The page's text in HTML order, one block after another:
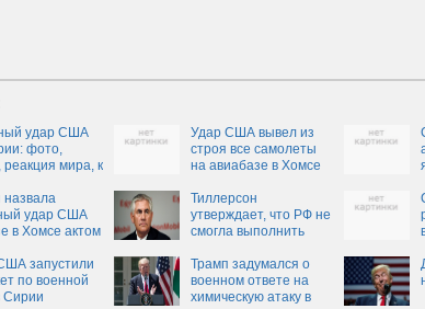
удар США
фото,
реакция мира, к
Удар США вывел из
строя все самолеты
на авиабазе в Хомсе
удар США
в Хомсе актом
Тиллерсон
утверждает, что РФ не
смогла выполнить
сирийскому
химоружию
запустили
по военной
Сирии
Трамп задумался о
военном ответе на
химическую атаку в